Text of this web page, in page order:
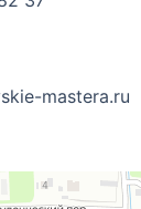
mastera.ru